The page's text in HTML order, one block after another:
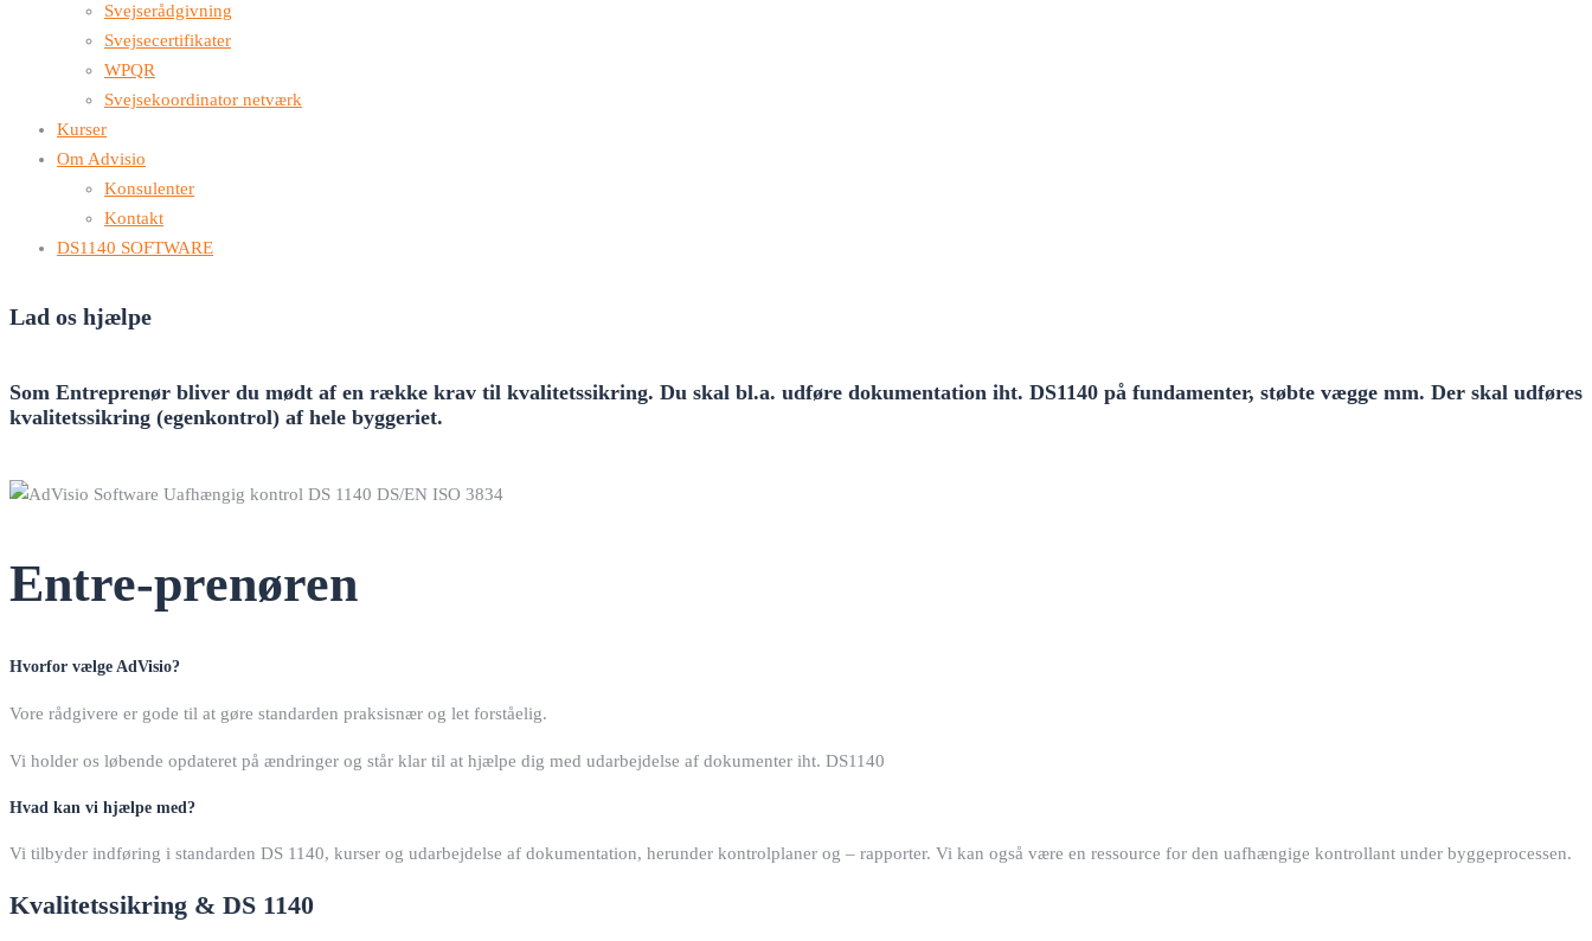
Svejserådgivning
Svejsecertifikater
WPQR
Svejsekoordinator netværk
Kurser
Om Advisio
Konsulenter
Kontakt
DS1140 SOFTWARE
Lad os hjælpe
Som Entreprenør bliver du mødt af en række krav til kvalitetssikring. Du skal bl.a. udføre dokumentation iht. DS1140 på fundamenter, støbte vægge mm. Der skal udføres
kvalitetssikring (egenkontrol) af hele byggeriet.
Entre-prenøren
Hvorfor vælge AdVisio?
Vore rådgivere er gode til at gøre standarden praksisnær og let forståelig.
Vi holder os løbende opdateret på ændringer og står klar til at hjælpe dig med udarbejdelse af dokumenter iht. DS1140
Hvad kan vi hjælpe med?
Vi tilbyder indføring i standarden DS 1140, kurser og udarbejdelse af dokumentation, herunder kontrolplaner og – rapporter. Vi kan også være en ressource for den uafhængige kontrollant under byggeprocessen.
Kvalitetssikring & DS 1140